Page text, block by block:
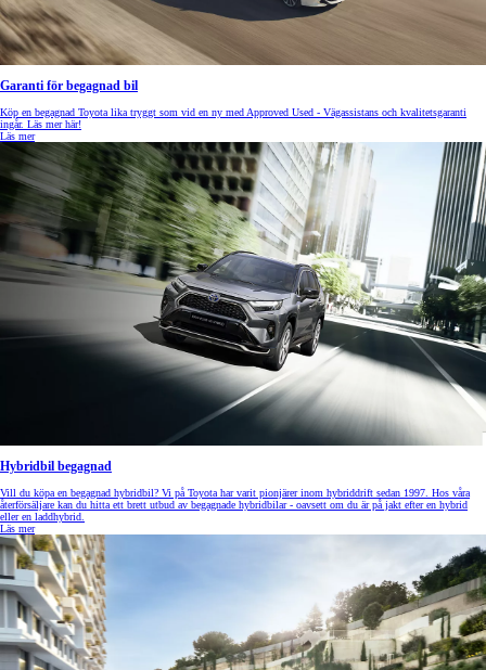
Garanti för begagnad bil
Köp en begagnad Toyota lika tryggt som vid en ny med Approved Used - Vägassistans och kvalitetsgaranti
ingår. Läs mer här!
Läs mer
Hybridbil begagnad
Vill du köpa en begagnad hybridbil? Vi på Toyota har varit pionjärer inom hybriddrift sedan 1997. Hos våra
återförsäljare kan du hitta ett brett utbud av begagnade hybridbilar - oavsett om du är på jakt efter en hybrid
eller en laddhybrid.
Läs mer